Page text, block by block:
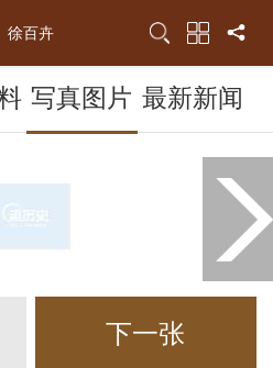
徐百卉
写真图片 最新新闻
下一张